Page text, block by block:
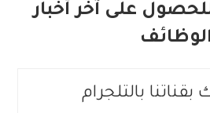
على آخر أخبار
الوظائف
بقناتنا بالتلجرام